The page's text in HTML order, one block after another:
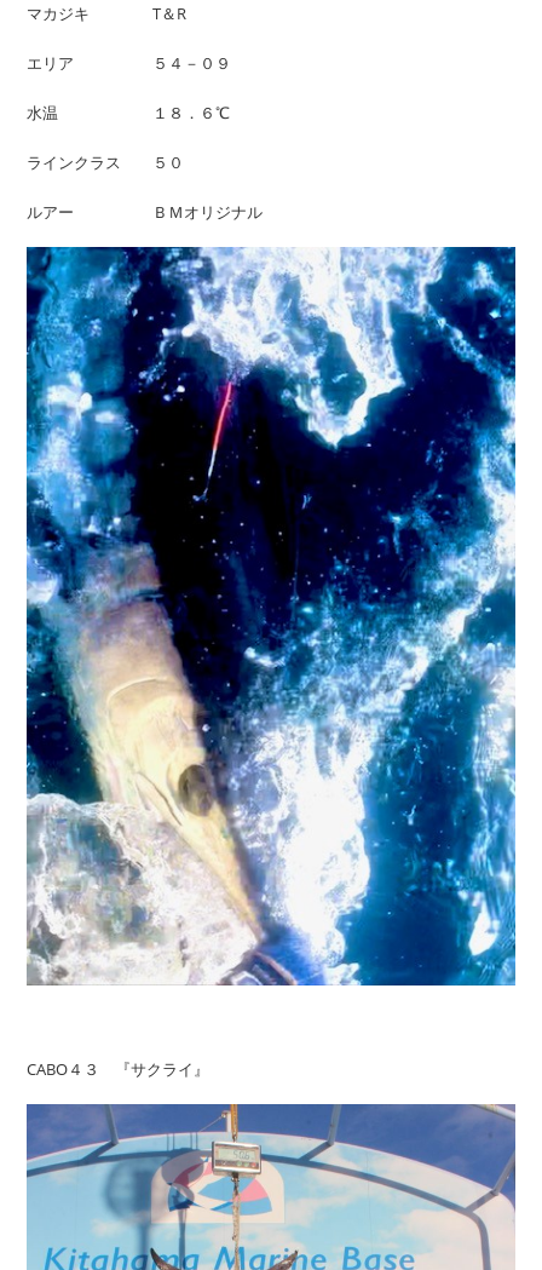
マカジキ T＆R
エリア ５４－０９
水温 １８．６℃
ラインクラス ５０
ルアー ＢＭオリジナル
CABO４３ 『サクライ』